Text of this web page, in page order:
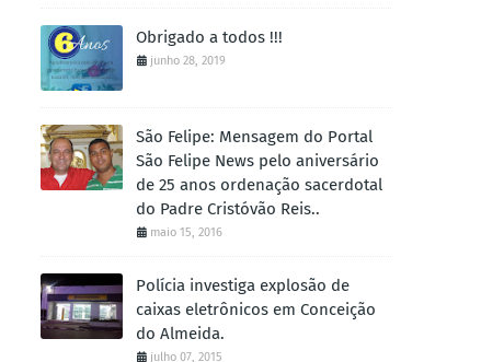
Obrigado a todos !!!
junho 28, 2019
São Felipe: Mensagem do Portal
São Felipe News pelo aniversário
de 25 anos ordenação sacerdotal
do Padre Cristóvão Reis..
maio 15, 2016
Polícia investiga explosão de
caixas eletrônicos em Conceição
do Almeida.
julho 07, 2015